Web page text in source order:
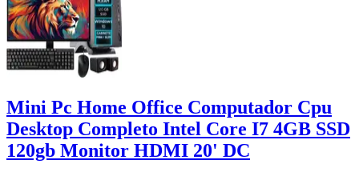
Mini Pc Home Office Computador Cpu
Desktop Completo Intel Core I7 4GB SSD
120gb Monitor HDMI 20' DC